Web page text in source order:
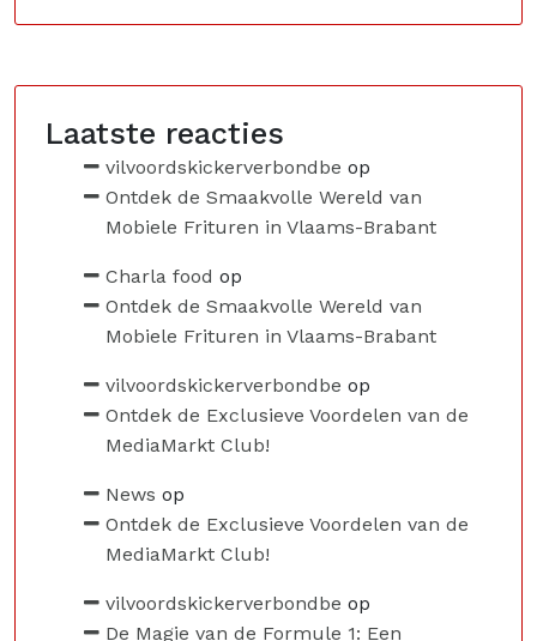
Laatste reacties
vilvoordskickerverbondbe op
Ontdek de Smaakvolle Wereld van
Mobiele Frituren in Vlaams-Brabant
Charla food op
Ontdek de Smaakvolle Wereld van
Mobiele Frituren in Vlaams-Brabant
vilvoordskickerverbondbe op
Ontdek de Exclusieve Voordelen van de
MediaMarkt Club!
News op
Ontdek de Exclusieve Voordelen van de
MediaMarkt Club!
vilvoordskickerverbondbe op
De Magie van de Formule 1: Een